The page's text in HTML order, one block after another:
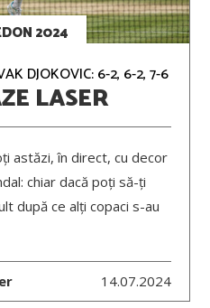
2024
DJOKOVIC: 6-2, 6-2, 7-6
LASER
astăzi, în direct, cu decor
chiar dacă poți să-ți
după ce alți copaci s-au
14.07.2024